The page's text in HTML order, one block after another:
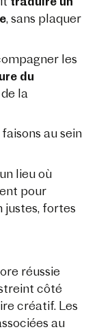
traduire un
, sans plaquer
les
du
la
au sein
lieu où
pour
justes, fortes
réussie
côté
créatif. Les
au